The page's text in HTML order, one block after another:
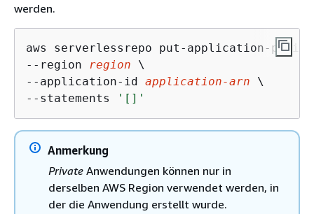
werden.
aws serverlessrepo put-application-
--region region \
--application-id application-arn \
--statements
'[]'
Anmerkung
Private Anwendungen können nur in
derselben AWS Region verwendet werden, in
der die Anwendung erstellt wurde.